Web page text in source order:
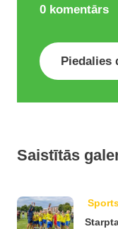
0 komentārs
Piedalies
Saistītās